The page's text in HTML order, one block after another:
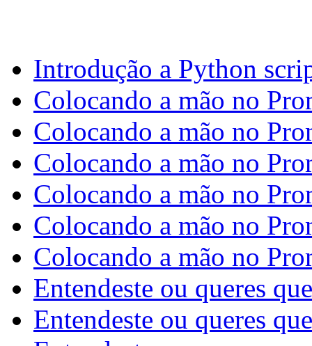
Introdução a Python
Colocando a mão no
Colocando a mão no
Colocando a mão no
Colocando a mão no
Colocando a mão no
Colocando a mão no
Entendeste ou queres
Entendeste ou queres